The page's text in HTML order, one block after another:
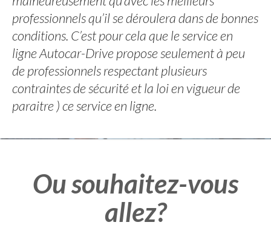
professionnels qu’il se déroulera dans de bonnes
conditions. C’est pour cela que le service en
ligne Autocar-Drive propose seulement à peu
de professionnels respectant plusieurs
contraintes de sécurité et la loi en vigueur de
paraitre ) ce service en ligne.
Ou souhaitez-vous
allez?